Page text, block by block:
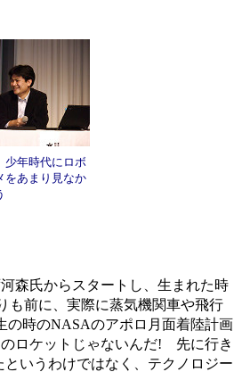
少年時代にロボ
をあまり見なか
森氏からスタートし、生まれた時
も前に、実際に蒸気機関車や飛行
の時のNASAのアポロ月面着陸計画
ロケットじゃないんだ! 先に行き
いうわけではなく、テクノロジー